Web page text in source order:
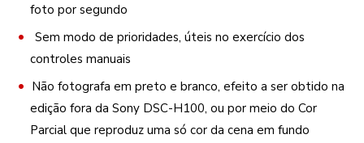
foto por segundo
Sem modo de prioridades, úteis no exercício dos
controles manuais
Não fotografa em preto e branco, efeito a ser obtido na
edição fora da Sony DSC-H100, ou por meio do Cor
Parcial que reproduz uma só cor da cena em fundo